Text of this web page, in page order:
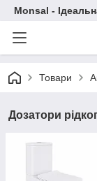
Monsal -
Товари
Дозатори